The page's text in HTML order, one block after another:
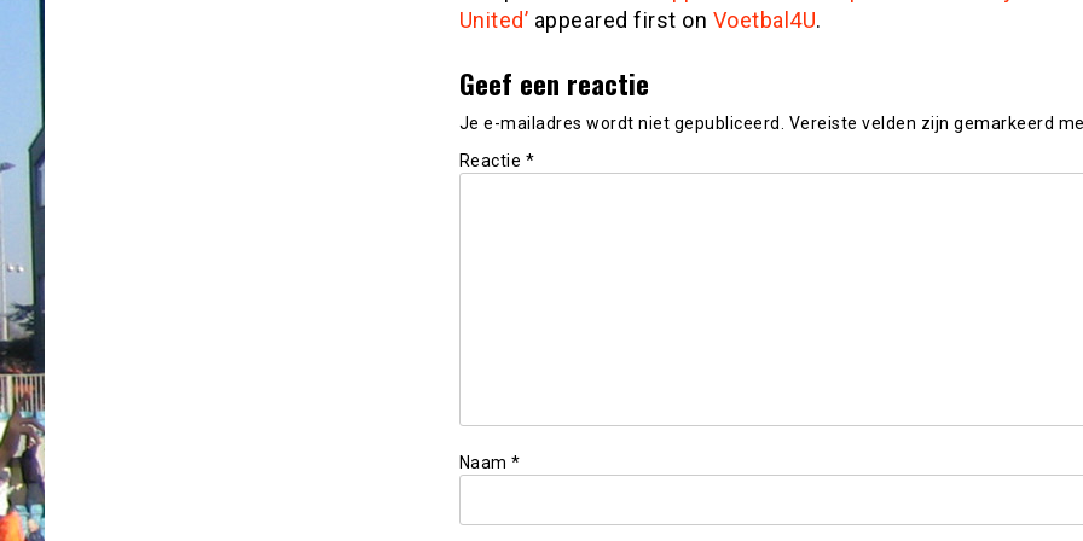
United’ appeared first on Voetbal4U.
Geef een reactie
Je e-mailadres wordt niet gepubliceerd. Vereiste velden zijn gemarkeerd
Reactie *
Naam *